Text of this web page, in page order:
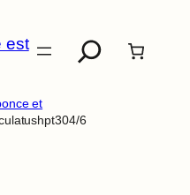
et
6